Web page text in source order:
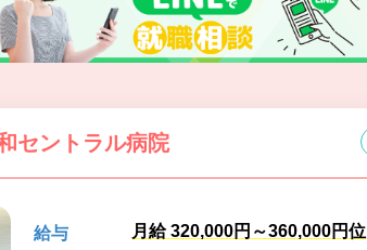
セントラル病院
給与 月給 320,000円～360,000円位